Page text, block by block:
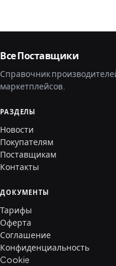
Все Поставщики
Справочник
маркетплейсов.
РАЗДЕЛЫ
Новости
Покупателям
Поставщикам
Контакты
ДОКУМЕНТЫ
Тарифы
Оферта
Соглашение
Конфиденциальность
Cookie